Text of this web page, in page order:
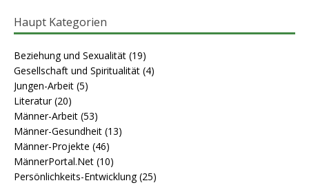
Haupt Kategorien
Beziehung und Sexualität (19)
Gesellschaft und Spiritualität (4)
Jungen-Arbeit (5)
Literatur(20)
Männer-Arbeit (53)
Männer-Gesundheit (13)
Männer-Projekte (46)
MännerPortal.Net (10)
Persönlichkeits-Entwicklung(25)